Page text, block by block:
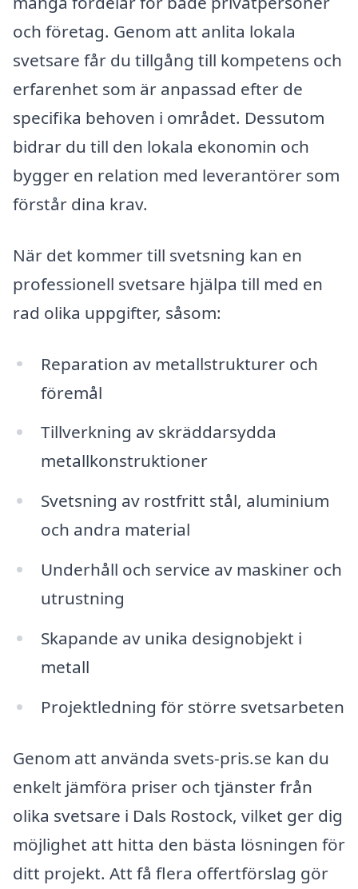
och företag. Genom att anlita lokala
svetsare får du tillgång till kompetens och
erfarenhet som är anpassad efter de
specifika behoven i området. Dessutom
bidrar du till den lokala ekonomin och
bygger en relation med leverantörer som
förstår dina krav.
När det kommer till svetsning kan en
professionell svetsare hjälpa till med en
rad olika uppgifter, såsom:
Reparation av metallstrukturer och
föremål
Tillverkning av skräddarsydda
metallkonstruktioner
Svetsning av rostfritt stål, aluminium
och andra material
Underhåll och service av maskiner och
utrustning
Skapande av unika designobjekt i
metall
Projektledning för större svetsarbeten
Genom att använda svets-pris.se kan du
enkelt jämföra priser och tjänster från
olika svetsare i Dals Rostock, vilket ger dig
möjlighet att hitta den bästa lösningen för
ditt projekt. Att få flera offertförslag gör